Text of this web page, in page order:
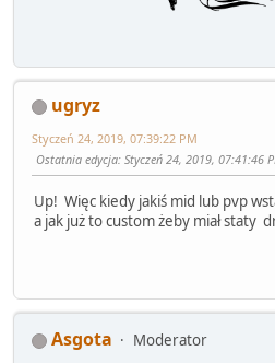
ugryz
Styczeń 24, 2019, 07:39:22 PM
Ostatnia edycja: Styczeń 24, 2019, 07:41:46
Up! Więc kiedy jakiś mid lub pvp
a jak już to custom żeby miał staty
Asgota
Moderator